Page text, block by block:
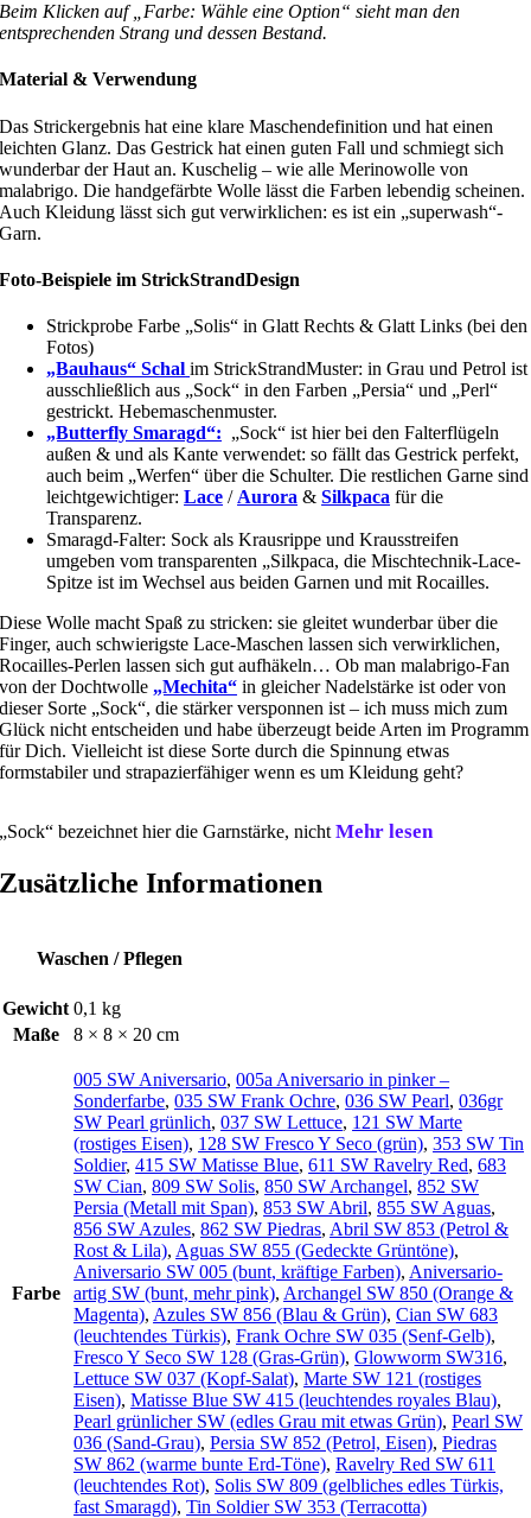
Beim Klicken auf „Farbe: Wähle eine Option“ sieht man den
entsprechenden Strang und dessen Bestand.
Material & Verwendung
Das Strickergebnis hat eine klare Maschendefinition und hat einen
leichten Glanz. Das Gestrick hat einen guten Fall und schmiegt sich
wunderbar der Haut an. Kuschelig – wie alle Merinowolle von
malabrigo. Die handgefärbte Wolle lässt die Farben lebendig scheinen.
Auch Kleidung lässt sich gut verwirklichen: es ist ein „superwash“-
Garn.
Foto-Beispiele im StrickStrandDesign
Strickprobe Farbe „Solis“ in Glatt Rechts & Glatt Links (bei den
Fotos)
„Bauhaus“ Schal im StrickStrandMuster: in Grau und Petrol ist
ausschließlich aus „Sock“ in den Farben „Persia“ und „Perl“
gestrickt. Hebemaschenmuster.
„Butterfly Smaragd“: „Sock“ ist hier bei den Falterflügeln
außen & und als Kante verwendet: so fällt das Gestrick perfekt,
auch beim „Werfen“ über die Schulter. Die restlichen Garne sind
leichtgewichtiger:Lace / Aurora &Silkpaca für die
Transparenz.
Smaragd-Falter: Sock als Krausrippe und Krausstreifen
umgeben vom transparenten „Silkpaca, die Mischtechnik-Lace-
Spitze ist im Wechsel aus beiden Garnen und mit Rocailles.
Diese Wolle macht Spaß zu stricken: sie gleitet wunderbar über die
Finger, auch schwierigste Lace-Maschen lassen sich verwirklichen,
Rocailles-Perlen lassen sich gut aufhäkeln… Ob man malabrigo-Fan
von der Dochtwolle „Mechita“ in gleicher Nadelstärke ist oder von
dieser Sorte „Sock“, die stärker versponnen ist – ich muss mich zum
Glück nicht entscheiden und habe überzeugt beide Arten im Programm
für Dich. Vielleicht ist diese Sorte durch die Spinnung etwas
formstabiler und strapazierfähiger wenn es um Kleidung geht?
„Sock“ bezeichnet hier die Garnstärke, nichtMehr lesen
Zusätzliche Informationen
Waschen / Pflegen
Gewicht 0,1 kg
Maße
8 × 8 × 20 cm
Farbe
005 SW Aniversario,005a Aniversario in pinker –
Sonderfarbe,035 SW Frank Ochre,036 SW Pearl,036gr
SW Pearl grünlich,037 SW Lettuce, 121 SW Marte
(rostiges Eisen), 128 SW Fresco Y Seco (grün),353 SW Tin
Soldier,415 SW Matisse Blue,611 SW Ravelry Red,683
SW Cian,809 SW Solis,850 SW Archangel,852 SW
Persia (Metall mit Span),853 SW Abril,855 SW Aguas,
856 SW Azules,862 SW Piedras, Abril SW 853 (Petrol &
Rost & Lila), Aguas SW 855 (Gedeckte Grüntöne),
Aniversario SW 005 (bunt, kräftige Farben), Aniversario-
artig SW (bunt, mehr pink), Archangel SW 850 (Orange &
Magenta), Azules SW 856 (Blau & Grün),Cian SW 683
(leuchtendes Türkis),Frank Ochre SW 035 (Senf-Gelb),
Fresco Y Seco SW 128 (Gras-Grün),Glowworm SW316,
Lettuce SW 037 (Kopf-Salat),Marte SW 121 (rostiges
Eisen),Matisse Blue SW 415 (leuchtendes royales Blau),
Pearl grünlicher SW (edles Grau mit etwas Grün),Pearl SW
036 (Sand-Grau),Persia SW 852 (Petrol, Eisen),Piedras
SW 862 (warme bunte Erd-Töne),Ravelry Red SW 611
(leuchtendes Rot), Solis SW 809 (gelbliches edles Türkis,
fast Smaragd),Tin Soldier SW 353 (Terracotta)